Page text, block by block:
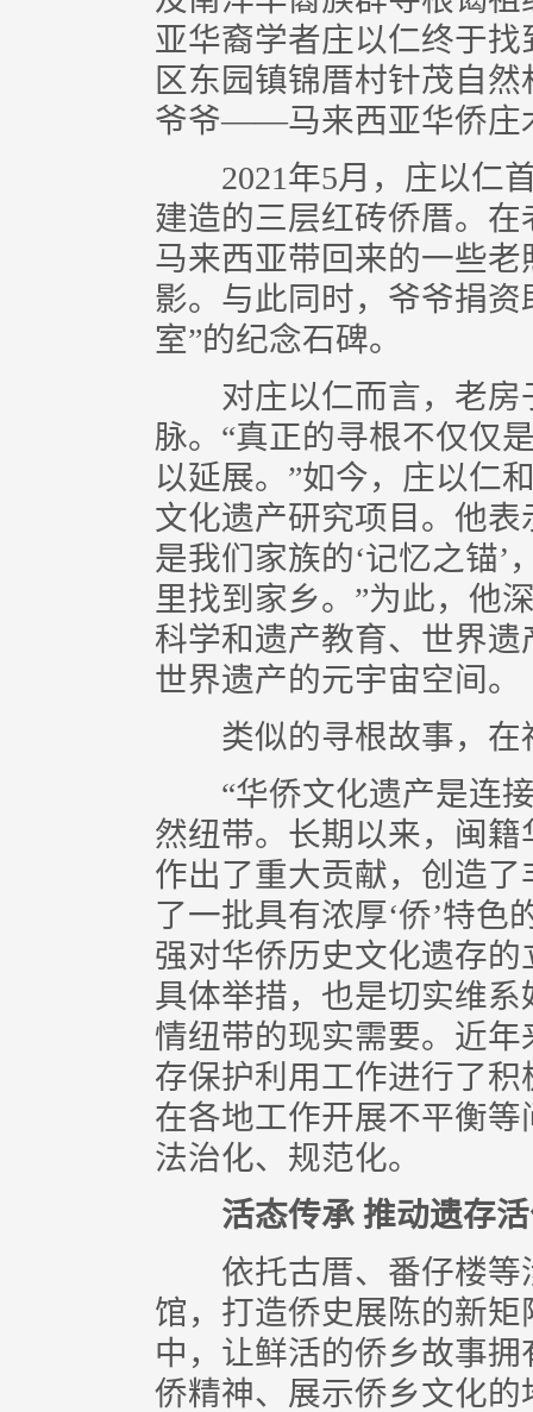
亚华裔学者庄以仁终于
区东园镇锦厝村针茂自
爷爷——马来西亚华侨庄
2021年5月，庄以仁首
建造的三层红砖侨厝。
马来西亚带回来的一些
影。与此同时，爷爷捐
室”的纪念石碑。
对庄以仁而言，老房
脉。“真正的寻根不仅仅
以延展。”如今，庄以仁
文化遗产研究项目。他表
是我们家族的‘记忆之锚
里找到家乡。”为此，他
科学和遗产教育、世界
世界遗产的元宇宙空间。
类似的寻根故事，在
“华侨文化遗产是连接
然纽带。长期以来，闽
作出了重大贡献，创造
了一批具有浓厚‘侨’特
强对华侨历史文化遗存
具体举措，也是切实维
情纽带的现实需要。近
存保护利用工作进行了
在各地工作开展不平衡
法治化、规范化。
活态传承 推动遗存
依托古厝、番仔楼等
馆，打造侨史展陈的新
中，让鲜活的侨乡故事
侨精神、展示侨乡文化的